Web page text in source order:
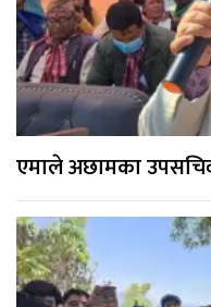
एमाले अछामका